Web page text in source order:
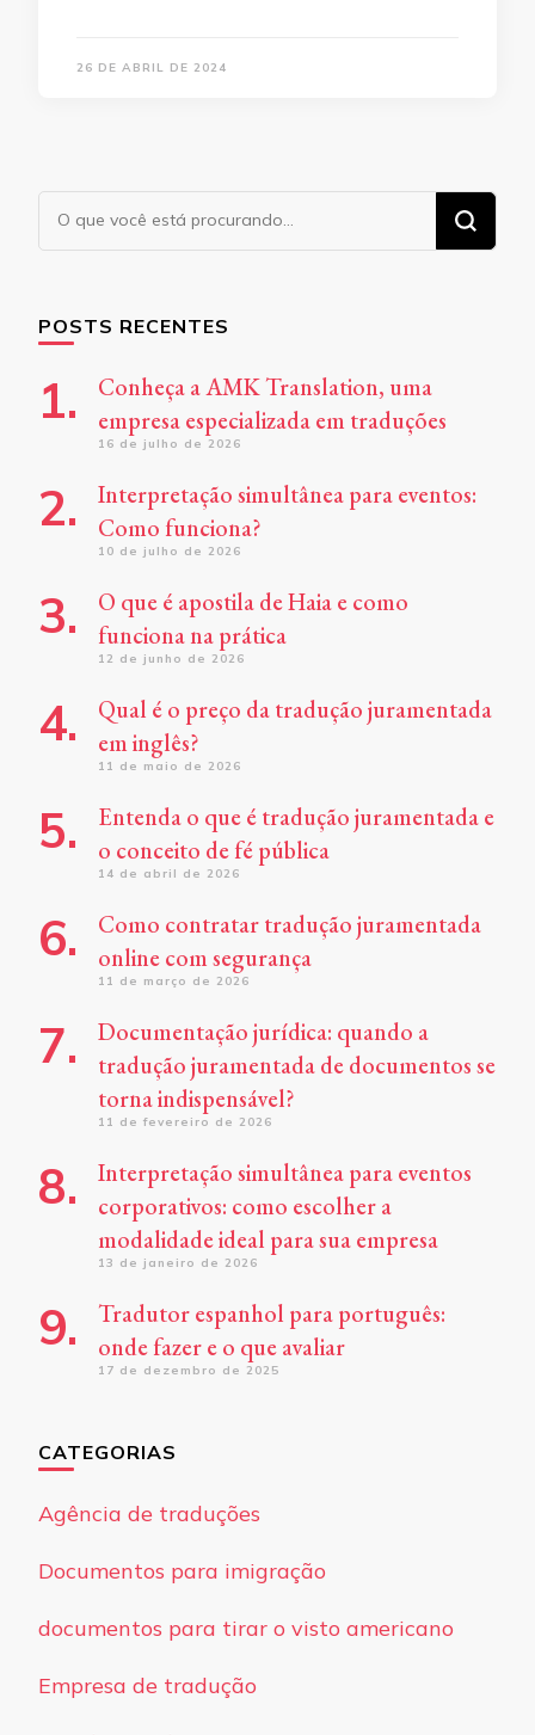
26 DE ABRIL DE 2024
POSTS RECENTES
Conheça a AMK Translation, uma
empresa especializada em traduções
16 de julho de 2026
Interpretação simultânea para eventos:
Como funciona?
10 de julho de 2026
O que é apostila de Haia e como
funciona na prática
12 de junho de 2026
Qual é o preço da tradução juramentada
em inglês?
11 de maio de 2026
Entenda o que é tradução juramentada e
o conceito de fé pública
14 de abril de 2026
Como contratar tradução juramentada
online com segurança
11 de março de 2026
Documentação jurídica: quando a
tradução juramentada de documentos se
torna indispensável?
11 de fevereiro de 2026
Interpretação simultânea para eventos
corporativos: como escolher a
modalidade ideal para sua empresa
13 de janeiro de 2026
Tradutor espanhol para português:
onde fazer e o que avaliar
17 de dezembro de 2025
CATEGORIAS
Agência de traduções
Documentos para imigração
documentos para tirar o visto americano
Empresa de tradução